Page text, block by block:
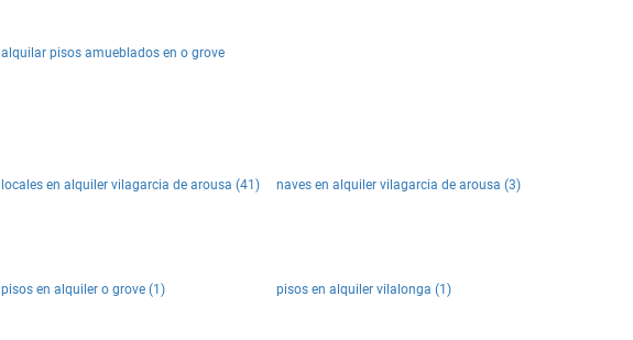
alquilar pisos amueblados en o grove
locales en alquiler vilagarcia de arousa (41)
naves en alquiler vilagarcia de arousa (3)
pisos en alquiler o grove (1)
pisos en alquiler vilalonga (1)